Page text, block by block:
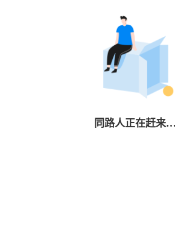
同路人正在赶来…